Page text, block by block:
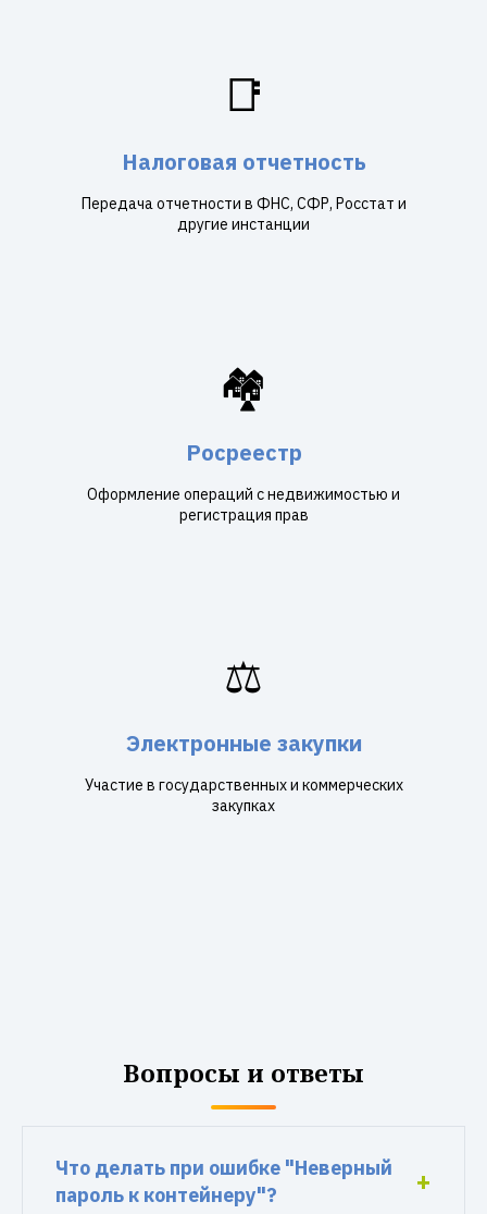
📑
Налоговая отчетность
Передача отчетности в ФНС, СФР, Росстат и
другие инстанции
🏘️
Росреестр
Оформление операций с недвижимостью и
регистрация прав
⚖️
Электронные закупки
Участие в государственных и коммерческих
закупках
Вопросы и ответы
Что делать при ошибке "Неверный
пароль к контейнеру"?